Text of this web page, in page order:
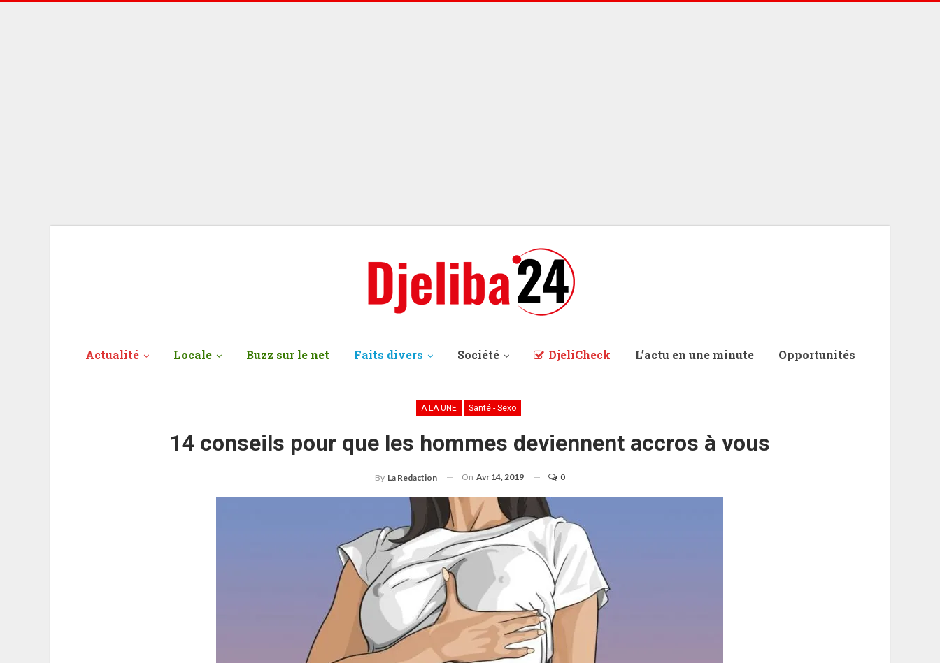
Actualité Locale Buzz sur le net Faits divers Société DjeliCheck L’actu en une minute Opportunités
A LA UNE Santé - Sexo
14 conseils pour que les hommes deviennent accros à vous
By La Redaction On Avr 14, 2019 0